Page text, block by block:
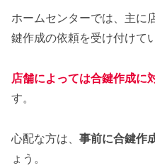
ホームセンターでは、主に
鍵作成の依頼を受け付けて
店舗によっては合鍵作成に
す。
心配な方は、 事前に合鍵作
ょう。